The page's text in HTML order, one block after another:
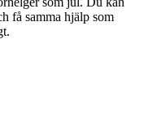
få samma hjälp som